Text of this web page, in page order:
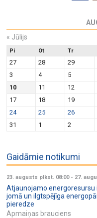
« Jūlijs
Pi Ot Tr
27 28 29
3
4 5
10
11 12
17
18 19
24
25 26
31
1 2
Gaidāmie notikumi
23. augusts plkst. 08:00- 27.
Atjaunojamo
jomā un ilgtspējīga
pieredze
Apmaiņas brauciens